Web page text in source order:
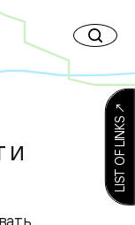
и
LIST OF LINKS ↗